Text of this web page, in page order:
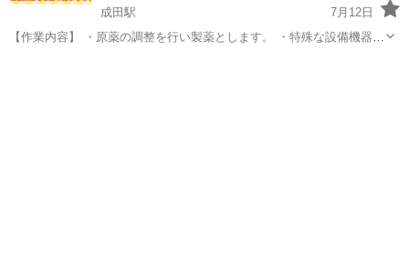
成田駅
7月12日
【作業内容】 ・原薬の調整を行い製薬とします。 ・特殊な設備機器の